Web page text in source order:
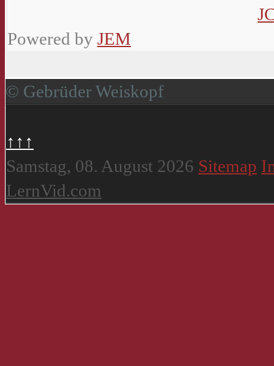
Powered by JEM
© Gebrüder Weiskopf
↑↑↑
Samstag, 08. August 2026 Sitemap
LernVid.com